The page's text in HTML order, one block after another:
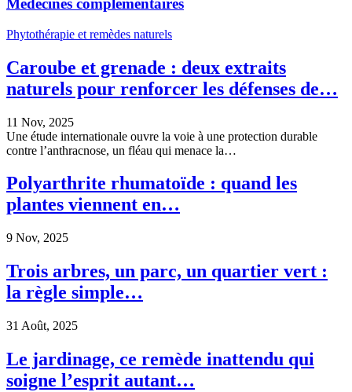
Médecines complémentaires
Phytothérapie et remèdes naturels
Caroube et grenade : deux extraits
naturels pour renforcer les défenses de…
11 Nov, 2025
Une étude internationale ouvre la voie à une protection durable
contre l’anthracnose, un fléau qui menace la…
Polyarthrite rhumatoïde : quand les
plantes viennent en…
9 Nov, 2025
Trois arbres, un parc, un quartier vert :
la règle simple…
31 Août, 2025
Le jardinage, ce remède inattendu qui
soigne l’esprit autant…